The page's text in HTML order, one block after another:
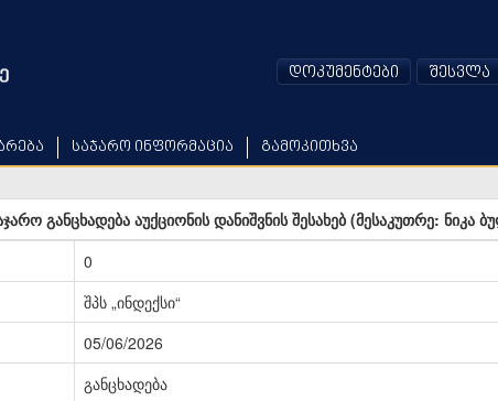
საჯარო ინფორმაცია გამოკითხვა
დოკუმენტები შესვლა
განცხადება აუქციონის დანიშვნის შესახებ (მესაკუთრე: ნიკა
0
შპს „ინდექსი“
05/06/2026
განცხადება